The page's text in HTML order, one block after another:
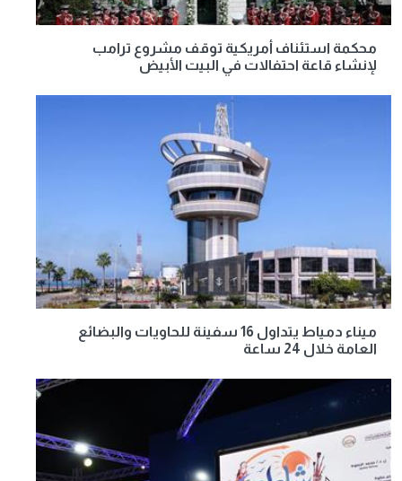
محكمة استئناف أمريكية توقف مشروع ترامب
لإنشاء قاعة احتفالات في البيت الأبيض
ميناء دمياط يتداول 16 سفينة للحاويات والبضائع
العامة خلال 24 ساعة